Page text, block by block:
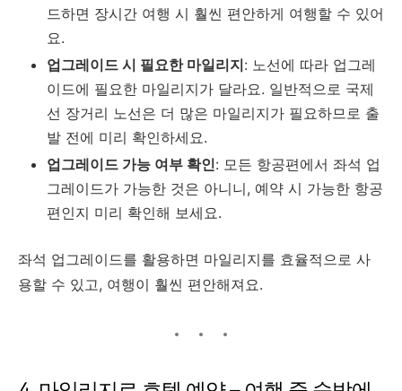
드하면 장시간 여행 시 훨씬 편안하게 여행할 수 있어
요.
업그레이드 시 필요한 마일리지: 노선에 따라 업그레
이드에 필요한 마일리지가 달라요. 일반적으로 국제
선 장거리 노선은 더 많은 마일리지가 필요하므로 출
발 전에 미리 확인하세요.
업그레이드 가능 여부 확인: 모든 항공편에서 좌석 업
그레이드가 가능한 것은 아니니, 예약 시 가능한 항공
편인지 미리 확인해 보세요.
좌석 업그레이드를 활용하면 마일리지를 효율적으로 사
용할 수 있고, 여행이 훨씬 편안해져요.